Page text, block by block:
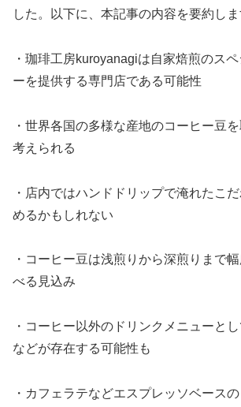
した。以下に、本記事の内容を要約しま
・珈琲工房kuroyanagiは自家焙煎のス
ーを提供する専門店である可能性
・世界各国の多様な産地のコーヒー豆
考えられる
・店内ではハンドドリップで淹れたこ
めるかもしれない
・コーヒー豆は浅煎りから深煎りまで
べる見込み
・コーヒー以外のドリンクメニューと
などが存在する可能性も
・カフェラテなどエスプレッソベース